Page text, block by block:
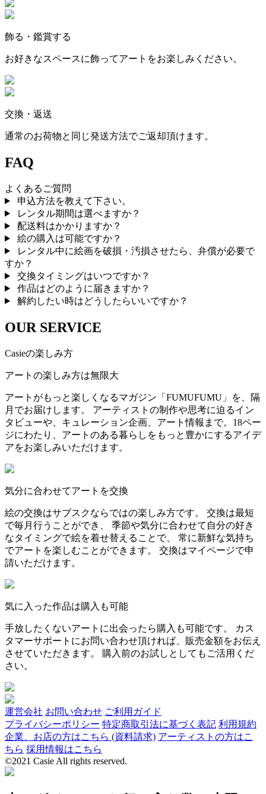
飾る・鑑賞する
お好きなスペースに飾ってアートをお楽しみください。
交換・返送
通常のお荷物と同じ発送方法でご返却頂けます。
FAQ
よくあるご質問
申込方法を教えて下さい。
レンタル期間は選べますか？
配送料はかかりますか？
絵の購入は可能ですか？
レンタル中に絵画を破損・汚損させたら、弁償が必要で
すか？
交換タイミングはいつですか？
作品はどのように届きますか？
解約したい時はどうしたらいいですか？
OUR SERVICE
Casieの楽しみ方
アートの楽しみ方は無限大
アートがもっと楽しくなるマガジン「FUMUFUMU」を、隔
月でお届けします。 アーティストの制作や思考に迫るイン
タビューや、キュレーション企画、アート情報まで。18ペー
ジにわたり、アートのある暮らしをもっと豊かにするアイデ
アをお楽しみいただけます。
気分に合わせてアートを交換
絵の交換はサブスクならではの楽しみ方です。 交換は最短
で毎月行うことができ、 季節や気分に合わせて自分の好き
なタイミングで絵を着せ替えることで、 常に新鮮な気持ち
でアートを楽しむことができます。 交換はマイページで申
請いただけます。
気に入った作品は購入も可能
手放したくないアートに出会ったら購入も可能です。 カス
タマーサポートにお問い合わせ頂ければ、販売金額をお伝え
させていただきます。 購入前のお試しとしてもご活用くだ
さい。
運営会社 お問い合わせ ご利用ガイド
プライバシーポリシー 特定商取引法に基づく表記 利用規約
企業、お店の方はこちら (資料請求) アーティストの方はこ
ちら 採用情報はこちら
©2021 Casie All rights reserved.